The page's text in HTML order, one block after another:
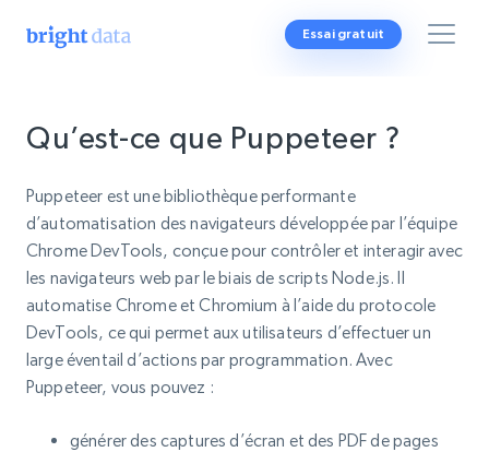
Essai gratuit
Qu’est-ce que Puppeteer ?
Puppeteer est une bibliothèque performante
d’automatisation des navigateurs développée par l’équipe
Chrome DevTools, conçue pour contrôler et interagir avec
les navigateurs web par le biais de scripts Node.js. Il
automatise Chrome et Chromium à l’aide du protocole
DevTools, ce qui permet aux utilisateurs d’effectuer un
large éventail d’actions par programmation. Avec
Puppeteer, vous pouvez :
générer des captures d’écran et des PDF de pages